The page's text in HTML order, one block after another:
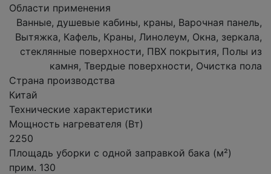
Области применения
Ванные, душевые кабины, краны, Варочная панель,
Вытяжка, Кафель, Краны, Линолеум, Окна, зеркала,
стеклянные поверхности, ПВХ покрытия, Полы из
камня, Твердые поверхности, Очистка пола
Страна производства
Китай
Технические характеристики
Мощность нагревателя (Вт)
2250
Площадь уборки с одной заправкой бака (м²)
прим. 130